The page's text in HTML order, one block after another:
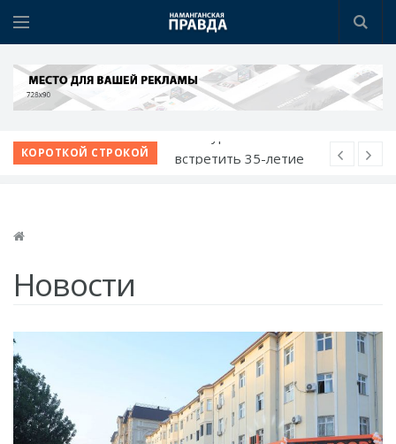
КОРОТКОЙ СТРОКОЙ
Открылся новый
встретить 35-летие
Независимости
Стартовал форум
молодых
библиотекарей
Новости